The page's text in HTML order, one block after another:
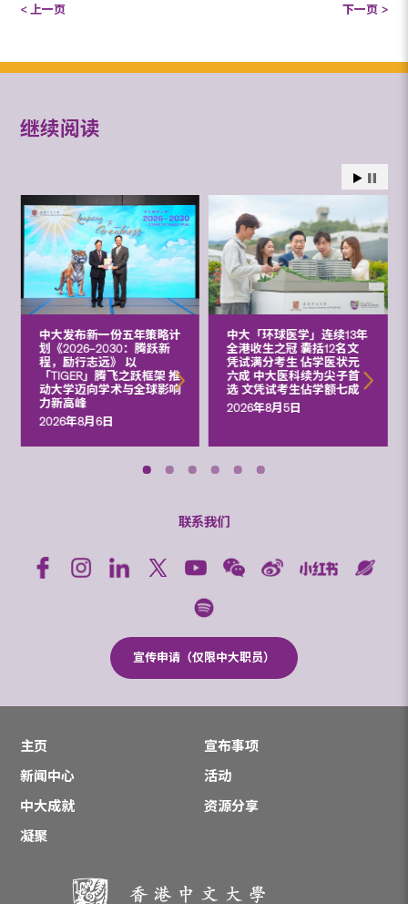
< 上一页 下一页 >
继续阅读
中大发布新一份五年策略计
划《2026‒2030：腾跃新
程，励行志远》 以
「TIGER」腾飞之跃框架 推
动大学迈向学术与全球影响
力新高峰
2026年8月6日
中大「环球医学」连续13年
全港收生之冠 囊括12名文
凭试满分考生 佔学医状元
六成 中大医科续为尖子首
选 文凭试考生佔学额七成
2026年8月5日
联系我们
宣传申请（仅限中大职员）
主页
宣布事项
新闻中心
活动
中大成就
资源分享
凝聚